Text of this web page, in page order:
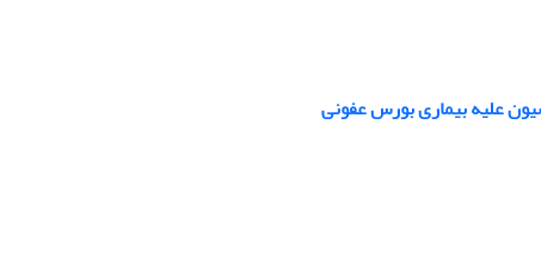
علیه ‏بیماری بورس عفونی